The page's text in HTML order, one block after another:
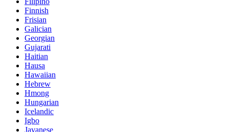
Finnish
Frisian
Galician
Georgian
Gujarati
Haitian
Hausa
Hawaiian
Hebrew
Hmong
Hungarian
Icelandic
Igbo
Javanese